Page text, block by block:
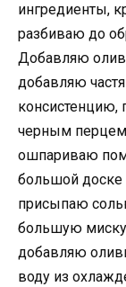
ингредиенты,
разбиваю до
Добавляю
добавляю
консистенцию,
черным
ошпариваю
большой
присыпаю
большую
добавляю
воду из